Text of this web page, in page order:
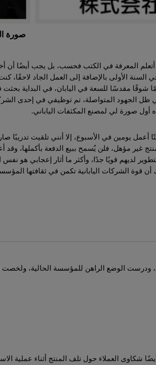
صورة
أتعلم المعرفة في الكتب فحسب، بل يجب أيضًا أن
في السنة الأولى بالإضافة إلى العمل الجاد
شوقًا مقدسًا للسعة في اليابان، في البداية
ظل الجهود المتواصلة، تم توظيفي في إحدى
أول صورة لي لمصنع المكثفات الياباني.
يومين في الأسبوع، إلا أنني تلقيت تدريبًا
غير مؤهل، فلن يُسمح ببيع الدفعة بأكملها، وقد
لديهم قويًا جدًا، وأكثر ما أثار إعجابي هو
قوة الشركات اليابانية تكمن في ثقافتها
شكاوى العملاء حول تلف المنتج أثناء